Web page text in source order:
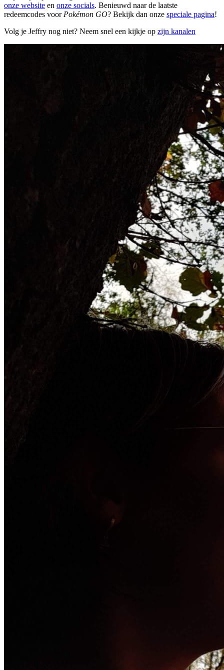
onze website en onze socials. Benieuwd naar de laatste
redeemcodes voor Pokémon GO? Bekijk dan onze speciale pagina!
Volg je Jeffry nog niet? Neem snel een kijkje op zijn kanalen